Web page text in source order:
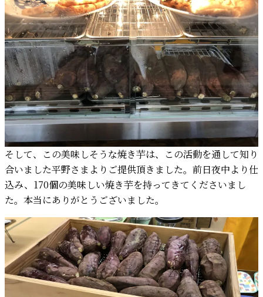
そして、この美味しそうな焼き芋は、この活動を通して知り
合いました平野さまよりご提供頂きました。前日夜中より仕
込み、170個の美味しい焼き芋を持ってきてくださいまし
た。本当にありがとうございました。